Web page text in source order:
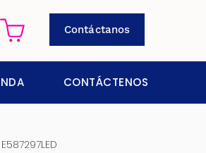
Contáctanos
CONTÁCTENOS